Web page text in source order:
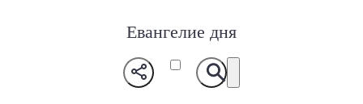
Евангелие дня